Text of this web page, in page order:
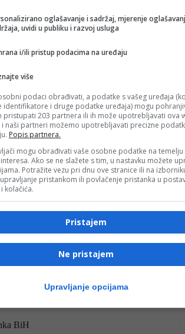
A.S.
0006 3546 7000 01
Yardımlaşma Derneği
i Zapadne Evrope
NL
Emma Mešanović
BiH
oglašavanje i sadržaj, mjerenje
uvidi u publiku i razvoj usluga
i/ili pristup podacima na uređaju
više
podaci obrađivati, a podatke s vašeg uređaja
identifikatore i druge podatke uređaja) mogu
pristupati 203 partnera ili ih može upotrebljavati ova
i naši partneri možemo upotrebljavati precizne
Popis partnera.
mogu obrađivati vaše osobne podatke na temelju
Ako se ne slažete s tim, u nastavku možete
Potražite vezu pri dnu ove stranice ili na
pristankom ili povlačenje pristanka u
kolačića.
Pristajem
Ne pristajem
Upravljanje opcijama